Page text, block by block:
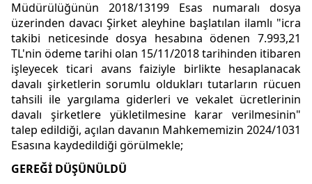
Müdürülüğünün 2018/13199 Esas numaralı dosya
üzerinden davacı Şirket aleyhine başlatılan ilamlı "icra
takibi neticesinde dosya hesabına ödenen 7.993,21
TL'nin ödeme tarihi olan 15/11/2018 tarihinden itibaren
işleyecek ticari avans faiziyle birlikte hesaplanacak
davalı şirketlerin sorumlu oldukları tutarların rücuen
tahsili ile yargılama giderleri ve vekalet ücretlerinin
davalı şirketlere yükletilmesine karar verilmesinin"
talep edildiği, açılan davanın Mahkememizin 2024/1031
Esasına kaydedildiği görülmekle;
GEREĞİ DÜŞÜNÜLDÜ